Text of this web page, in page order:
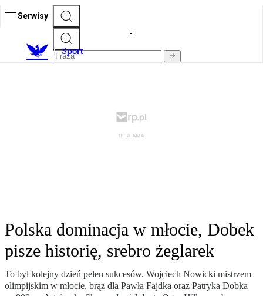
Serwisy
Sport
Polska dominacja w młocie, Dobek
pisze historię, srebro żeglarek
To był kolejny dzień pełen sukcesów. Wojciech Nowicki mistrzem
olimpijskim w młocie, brąz dla Pawła Fajdka oraz Patryka Dobka